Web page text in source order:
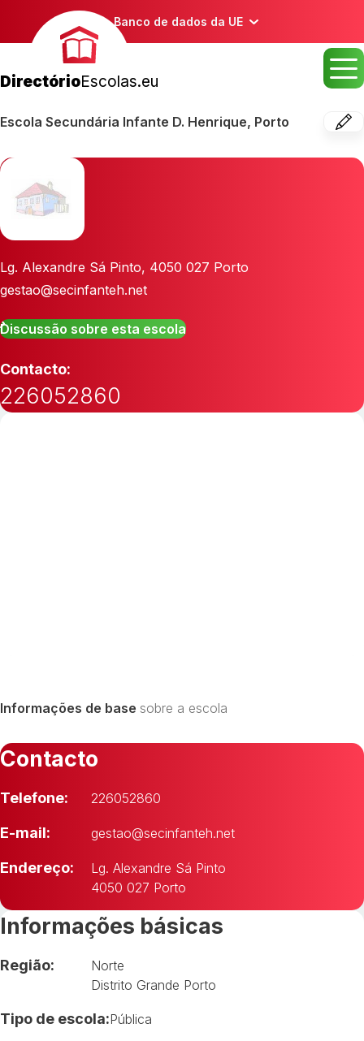
Banco de dados da UE
DirectórioEscolas.eu
Escola Secundária Infante D. Henrique, Porto
Lg. Alexandre Sá Pinto, 4050 027 Porto
gestao@secinfanteh.net
Discussão sobre esta escola
Contacto:
226052860
Informações de base sobre a escola
Contacto
Telefone: 226052860
E-mail: gestao@secinfanteh.net
Endereço:
Lg. Alexandre Sá Pinto
4050 027 Porto
Informações básicas
Região:
Norte
Distrito Grande Porto
Tipo de escola:Pública